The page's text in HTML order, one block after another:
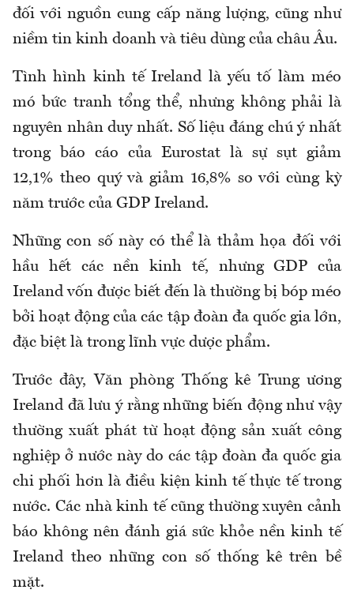
đối với nguồn cung cấp năng lượng, cũng như
niềm tin kinh doanh và tiêu dùng của châu Âu.
Tình hình kinh tế Ireland là yếu tố làm méo
mó bức tranh tổng thể, nhưng không phải là
nguyên nhân duy nhất. Số liệu đáng chú ý nhất
trong báo cáo của Eurostat là sự sụt giảm
12,1% theo quý và giảm 16,8% so với cùng kỳ
năm trước của GDP Ireland.
Những con số này có thể là thảm họa đối với
hầu hết các nền kinh tế, nhưng GDP của
Ireland vốn được biết đến là thường bị bóp méo
bởi hoạt động của các tập đoàn đa quốc gia lớn,
đặc biệt là trong lĩnh vực dược phẩm.
Trước đây, Văn phòng Thống kê Trung ương
Ireland đã lưu ý rằng những biến động như vậy
thường xuất phát từ hoạt động sản xuất công
nghiệp ở nước này do các tập đoàn đa quốc gia
chi phối hơn là điều kiện kinh tế thực tế trong
nước. Các nhà kinh tế cũng thường xuyên cảnh
báo không nên đánh giá sức khỏe nền kinh tế
Ireland theo những con số thống kê trên bề
mặt.